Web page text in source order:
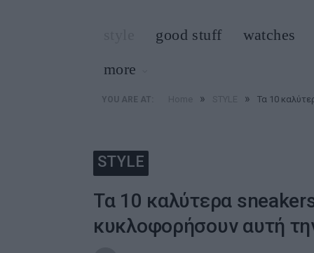
good stuff watches
more
YOU ARE AT: » » Τα 10
STYLE
Τα 10 καλύτερα
κυκλοφορήσουν αυτή